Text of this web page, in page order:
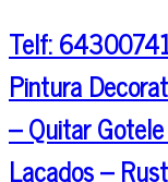
Telf:
Pintura
– Quitar
Lacados –